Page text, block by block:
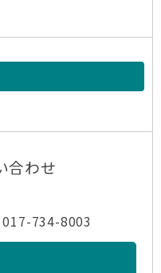
合わせ
734-8003